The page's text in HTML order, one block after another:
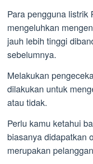
Para pengguna listrik
mengeluhkan
jauh lebih tinggi
sebelumnya.
Melakukan
dilakukan untuk
atau tidak.
Perlu kamu ketahui
biasanya didapatkan
merupakan